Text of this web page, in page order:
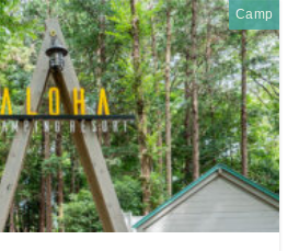
Camp